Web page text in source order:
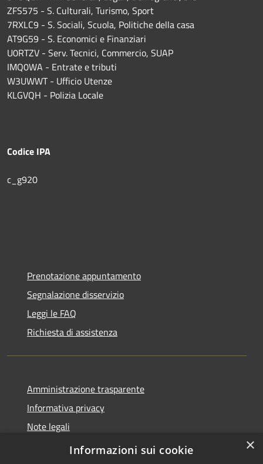
ZFS575 - S. Culturali, Turismo, Sport
7RXLC9 - S. Sociali, Scuola, Politiche della casa
AT9G59 - S. Economici e Finanziari
U0RTZV - Serv. Tecnici, Commercio, SUAP
IMQ0WA - Entrate e tributi
W3UWWT - Ufficio Utenze
KLGVQH - Polizia Locale
Codice IPA
c_g920
Prenotazione appuntamento
Segnalazione disservizio
Leggi le FAQ
Richiesta di assistenza
Amministrazione trasparente
Informativa privacy
Note legali
Dichiarazione di accessibilità
×
Informazioni sui cookie